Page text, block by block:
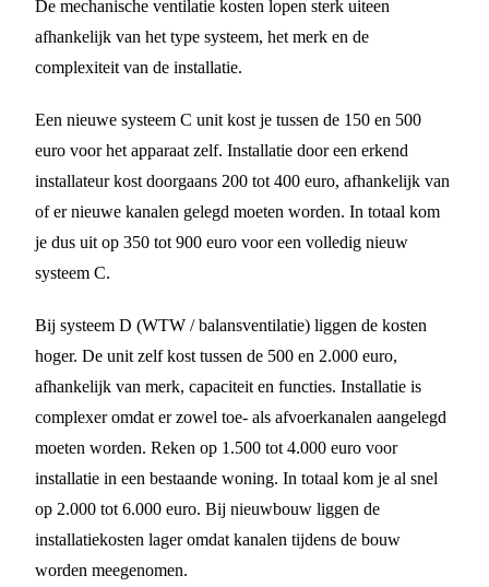
De mechanische ventilatie kosten lopen sterk uiteen
afhankelijk van het type systeem, het merk en de
complexiteit van de installatie.
Een nieuwe systeem C unit kost je tussen de 150 en 500
euro voor het apparaat zelf. Installatie door een erkend
installateur kost doorgaans 200 tot 400 euro, afhankelijk van
of er nieuwe kanalen gelegd moeten worden. In totaal kom
je dus uit op 350 tot 900 euro voor een volledig nieuw
systeem C.
Bij systeem D (WTW / balansventilatie) liggen de kosten
hoger. De unit zelf kost tussen de 500 en 2.000 euro,
afhankelijk van merk, capaciteit en functies. Installatie is
complexer omdat er zowel toe- als afvoerkanalen aangelegd
moeten worden. Reken op 1.500 tot 4.000 euro voor
installatie in een bestaande woning. In totaal kom je al snel
op 2.000 tot 6.000 euro. Bij nieuwbouw liggen de
installatiekosten lager omdat kanalen tijdens de bouw
worden meegenomen.